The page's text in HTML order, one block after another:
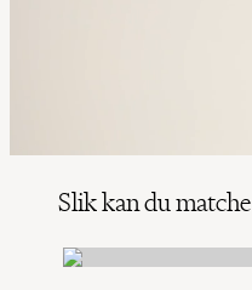
Slik kan du matche